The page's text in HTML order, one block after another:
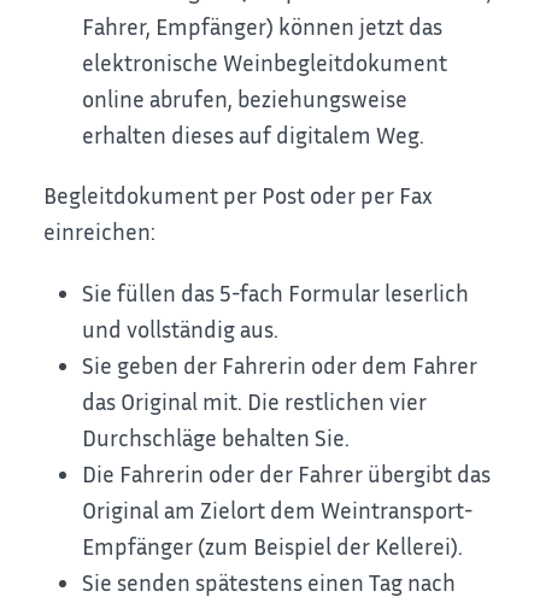
Fahrer, Empfänger) können jetzt das
elektronische Weinbegleitdokument
online abrufen, beziehungsweise
erhalten dieses auf digitalem Weg.
Begleitdokument per Post oder per Fax
einreichen:
Sie füllen das 5-fach Formular leserlich
und vollständig aus.
Sie geben der Fahrerin oder dem Fahrer
das Original mit. Die restlichen vier
Durchschläge behalten Sie.
Die Fahrerin oder der Fahrer übergibt das
Original am Zielort dem Weintransport-
Empfänger (zum Beispiel der Kellerei).
Sie senden spätestens einen Tag nach